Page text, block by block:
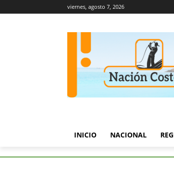
viernes, agosto 7, 2026
INICIO NACIONAL